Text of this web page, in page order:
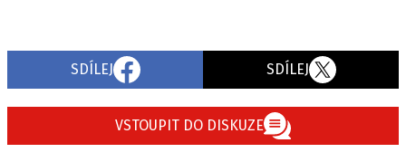
SDÍLEJ SDÍLEJ
VSTOUPIT DO DISKUZE